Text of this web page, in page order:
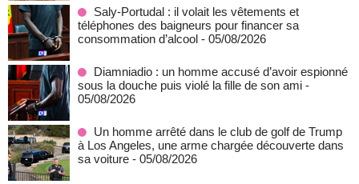
Saly-Portudal : il volait les vêtements et
téléphones des baigneurs pour financer sa
consommation d’alcool - 05/08/2026
Diamniadio : un homme accusé d’avoir espionné
sous la douche puis violé la fille de son ami -
05/08/2026
Un homme arrêté dans le club de golf de Trump
à Los Angeles, une arme chargée découverte dans
sa voiture - 05/08/2026